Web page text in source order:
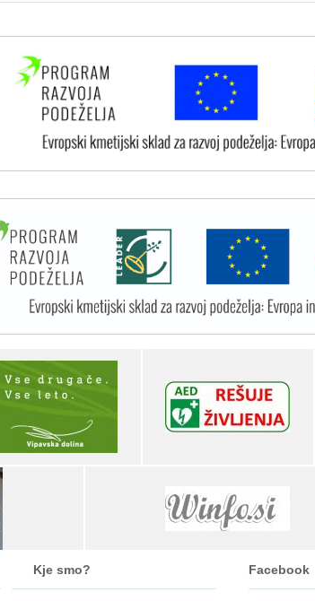
Kje smo? Facebook